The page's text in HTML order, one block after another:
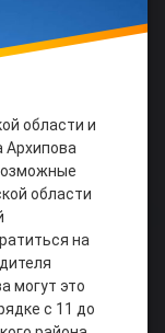
области и
Архипова
области
на
могут это
с 11 до